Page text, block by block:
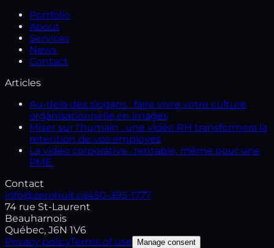
Portfolio
About
Services
News
Contact
Articles
Au-delà des slogans : faire vivre votre culture
organisationnelle en images
Miser sur l'humain : une vidéo RH transformera la
rétention de vos employés
La vidéo corporative : rentable, même pour une
PME.
Contact
info@zerohuit.ca450-395-1777
74 rue St-Laurent
Beauharnois
Québec, J6N 1V6
Privacy policyTerms of use Manage consent